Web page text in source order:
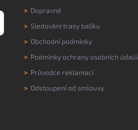
> Dopravné
> Sledování trasy balíku
> Obchodní podmínky
> Podmínky ochrany osobních údajů
> Průvodce reklamací
> Odstoupení od smlouvy